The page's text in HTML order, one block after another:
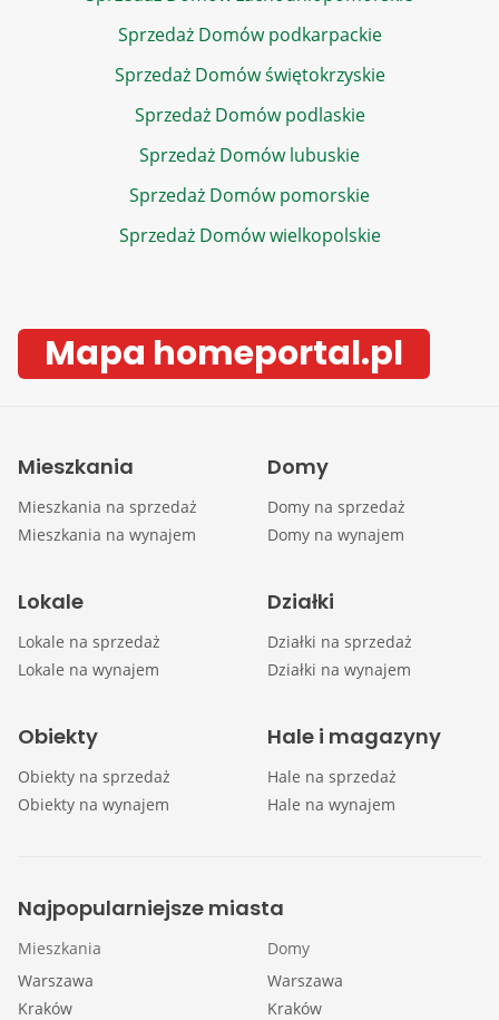
Sprzedaż Domów podkarpackie
Sprzedaż Domów świętokrzyskie
Sprzedaż Domów podlaskie
Sprzedaż Domów lubuskie
Sprzedaż Domów pomorskie
Sprzedaż Domów wielkopolskie
Mapa homeportal.pl
Mieszkania
Mieszkania na sprzedaż
Mieszkania na wynajem
Domy
Domy na sprzedaż
Domy na wynajem
Lokale
Lokale na sprzedaż
Lokale na wynajem
Działki
Działki na sprzedaż
Działki na wynajem
Obiekty
Obiekty na sprzedaż
Obiekty na wynajem
Hale i magazyny
Hale na sprzedaż
Hale na wynajem
Najpopularniejsze miasta
Mieszkania
Warszawa
Kraków
Domy
Warszawa
Kraków